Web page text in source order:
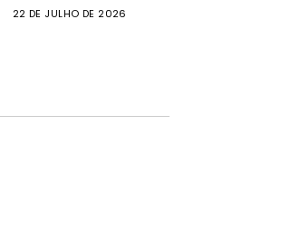
22 DE JULHO DE 2026